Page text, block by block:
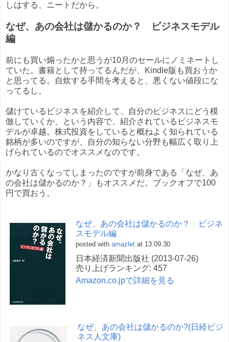
しはする、ニートだから。
なぜ、あの会社は儲かるのか？ ビジネスモデル
編
前にも買い煽ったかと思うが10月のセールにノミネートし
ていた。書籍として持ってるんだが、Kindle版も買おうか
と思ってる。自炊する手間を考えると、悪くない値段にな
ってるし。
儲けているビジネスを紹介して、自分のビジネスにどう模
倣していくか、という内容で、紹介されているビジネスモ
デルが卓越。株式投資をしていると概ねよく知られている
銘柄が多いのですが、自分の知らない分野も幅広く取り上
げられているのでオススメなのです。
かなり古くなってしまったのですが前身である「なぜ、あ
の会社は儲かるのか？」もオススメだ。ブックオフで100
円で買おう。
なぜ、あの会社は儲かるのか？ ビジネ
スモデル編
posted with amazlet at 13.09.30
日本経済新聞出版社 (2013-07-26)
売り上げランキング: 457
Amazon.co.jpで詳細を見る
なぜ、あの会社は儲かるのか?(日経ビジ
ネス人文庫)